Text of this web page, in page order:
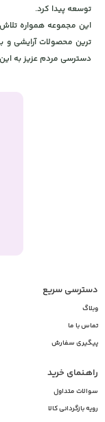
بنابر نتایج آماری،
می‌گیرند. رایحه‌های اصلی
استفاده می‌شوند. از این
استقبال عموم، می‌پردازیم:
گلی، بیابید. عطر با
گلی می‌توانید در هر
با استفاده از این
خواهید کرد. البته لازم
عطر دارای رایحه جنگلی
با عطر دارای رایحه
برای ما تداعی می‌شود.
طبیعت را دوست دارند و
عطر با رایحه مرکبات
توسعه پیدا کرد.
این مجموعه همواره تلاش
ترین محصولات آرایشی و
دسترسی مردم عزیز به
دسترسی سریع
وبلاگ
تماس با ما
پیگیری سفارش
راهـنمای خرید
سوالات متداول
رویه بازگردانی کالا